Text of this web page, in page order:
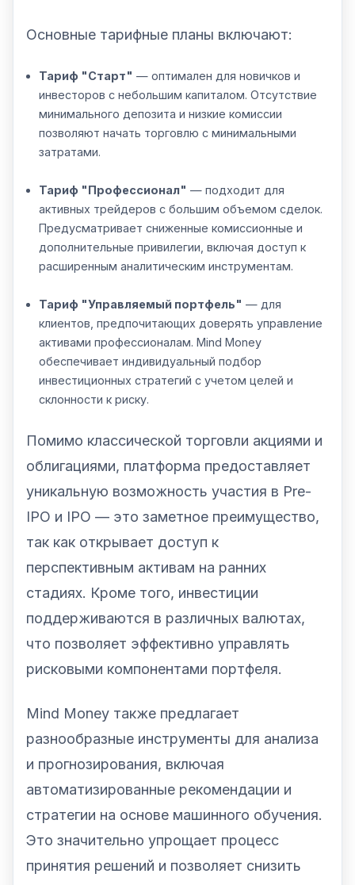
Основные тарифные планы включают:
Тариф "Старт" — оптимален для новичков и
инвесторов с небольшим капиталом. Отсутствие
минимального депозита и низкие комиссии
позволяют начать торговлю с минимальными
затратами.
Тариф "Профессионал" — подходит для
активных трейдеров с большим объемом сделок.
Предусматривает сниженные комиссионные и
дополнительные привилегии, включая доступ к
расширенным аналитическим инструментам.
Тариф "Управляемый портфель" — для
клиентов, предпочитающих доверять управление
активами профессионалам. Mind Money
обеспечивает индивидуальный подбор
инвестиционных стратегий с учетом целей и
склонности к риску.
Помимо классической торговли акциями и
облигациями, платформа предоставляет
уникальную возможность участия в Pre-
IPO и IPO — это заметное преимущество,
так как открывает доступ к
перспективным активам на ранних
стадиях. Кроме того, инвестиции
поддерживаются в различных валютах,
что позволяет эффективно управлять
рисковыми компонентами портфеля.
Mind Money также предлагает
разнообразные инструменты для анализа
и прогнозирования, включая
автоматизированные рекомендации и
стратегии на основе машинного обучения.
Это значительно упрощает процесс
принятия решений и позволяет снизить